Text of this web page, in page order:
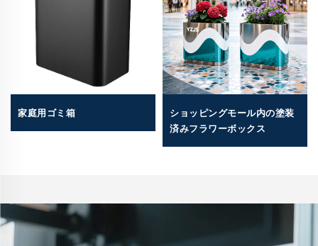
家庭用ゴミ箱
ショッピングモール内の塗装
済みフラワーボックス